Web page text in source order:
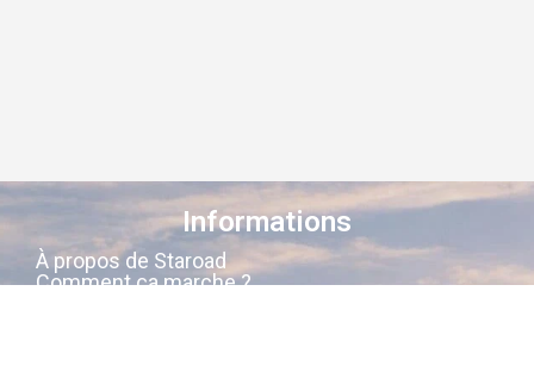
Informations
À propos de Staroad
Comment ça marche ?